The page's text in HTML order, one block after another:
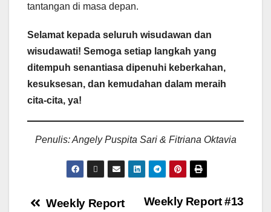
tantangan di masa depan.
Selamat kepada seluruh wisudawan dan
wisudawati! Semoga setiap langkah yang
ditempuh senantiasa dipenuhi keberkahan,
kesuksesan, dan kemudahan dalam meraih
cita-cita, ya!
Penulis: Angely Puspita Sari & Fitriana Oktavia
Weekly Report #13
Weekly Report